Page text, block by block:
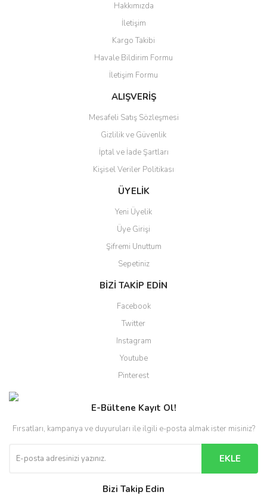
Yorum Yaz
Ürün resmi kalitesiz, bozuk veya görüntülenemiyor.
Ürün açıklamasında eksik bilgiler bulunuyor.
Ürün bilgilerinde hatalar bulunuyor.
Ürün fiyatı diğer sitelerden daha pahalı.
Bu ürüne benzer farklı alternatifler olmalı.
Gönder
Hakkımızda
İletişim
Kargo Takibi
Havale Bildirim Formu
İletişim Formu
ALIŞVERİŞ
Mesafeli Satış Sözleşmesi
Gizlilik ve Güvenlik
İptal ve İade Şartları
Kişisel Veriler Politikası
ÜYELİK
Yeni Üyelik
Üye Girişi
Şifremi Unuttum
Sepetiniz
BİZİ TAKİP EDİN
Facebook
Twitter
Instagram
Youtube
Pinterest
E-Bültene Kayıt Ol!
Fırsatları, kampanya ve duyuruları ile ilgili e-posta almak ister misiniz?
EKLE
Bizi Takip Edin